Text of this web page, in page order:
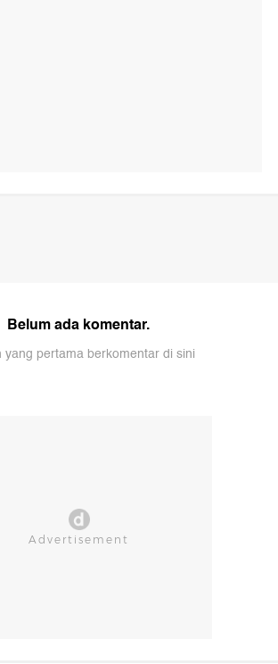
Belum ada komentar.
yang pertama berkomentar di sini